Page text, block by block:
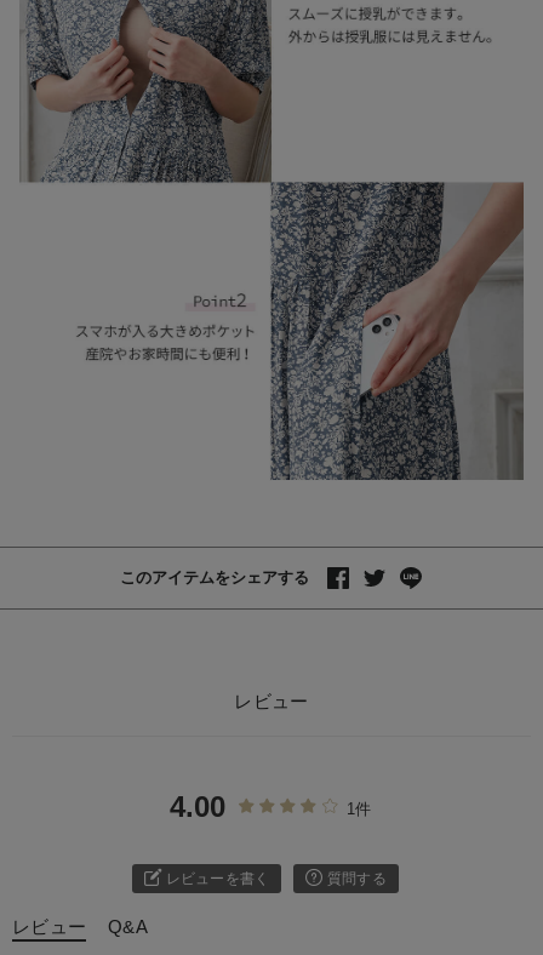
このアイテムをシェアする
レビュー
4.00 1件
レビューを書く 質問する
レビュー Q&A